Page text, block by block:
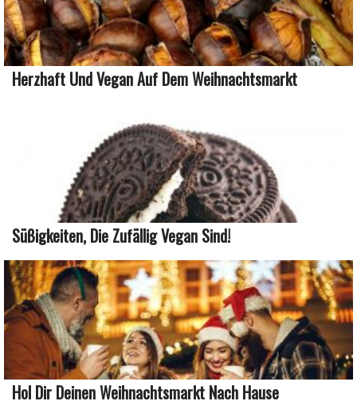
Herzhaft Und Vegan Auf Dem Weihnachtsmarkt
Süßigkeiten, Die Zufällig Vegan Sind!
Hol Dir Deinen Weihnachtsmarkt Nach Hause